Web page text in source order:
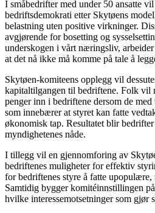
I småbedrifter med under 50 ansatte
bedriftsdemokrati etter Skytøens
belastning uten positive virkninger.
avgjørende for bosetting og
underskogen i vårt næringsliv,
at det nå ikke må komme på tale å
Skytøen-komiteens opplegg vil
kapitaltilgangen til bedriftene. Folk vil
penger inn i bedriftene dersom de
som innebærer at styret kan fatte
økonomisk tap. Resultatet blir
myndighetenes nåde.
I tillegg vil en gjennomforing av
bedriftenes muligheter for effektiv
for bedriftenes styre å fatte
Samtidig bygger komitéinnstillingen
hvilke interessemotsetninger som gjør